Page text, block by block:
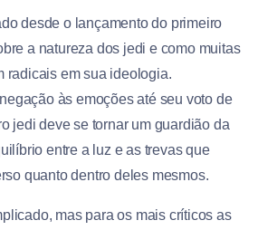
desde o lançamento do primeiro
a natureza dos jedi e como muitas
radicais em sua ideologia.
às emoções até seu voto de
jedi deve se tornar um guardião da
entre a luz e as trevas que
quanto dentro deles mesmos.
mas para os mais críticos as